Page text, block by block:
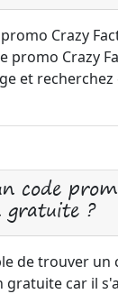
Crazy
promo Crazy
et recherchez
code
gratuite ?
de trouver un
gratuite car il